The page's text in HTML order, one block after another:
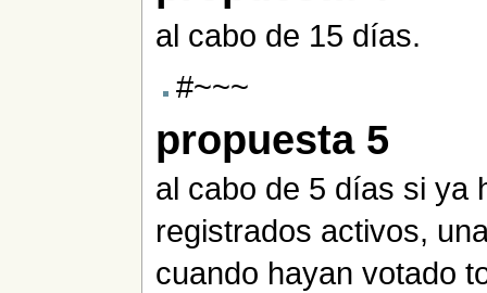
al cabo de 15 días.
#~~~
propuesta 5
al cabo de 5 días si ya
registrados activos,
cuando hayan votado